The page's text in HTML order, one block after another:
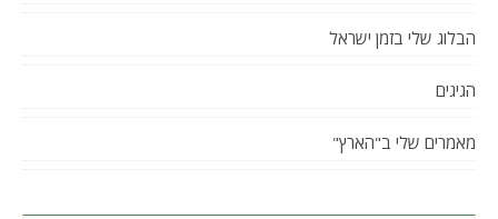
הבלוג שלי בזמן ישראל
הגיגים
מאמרים שלי ב"הארץ"